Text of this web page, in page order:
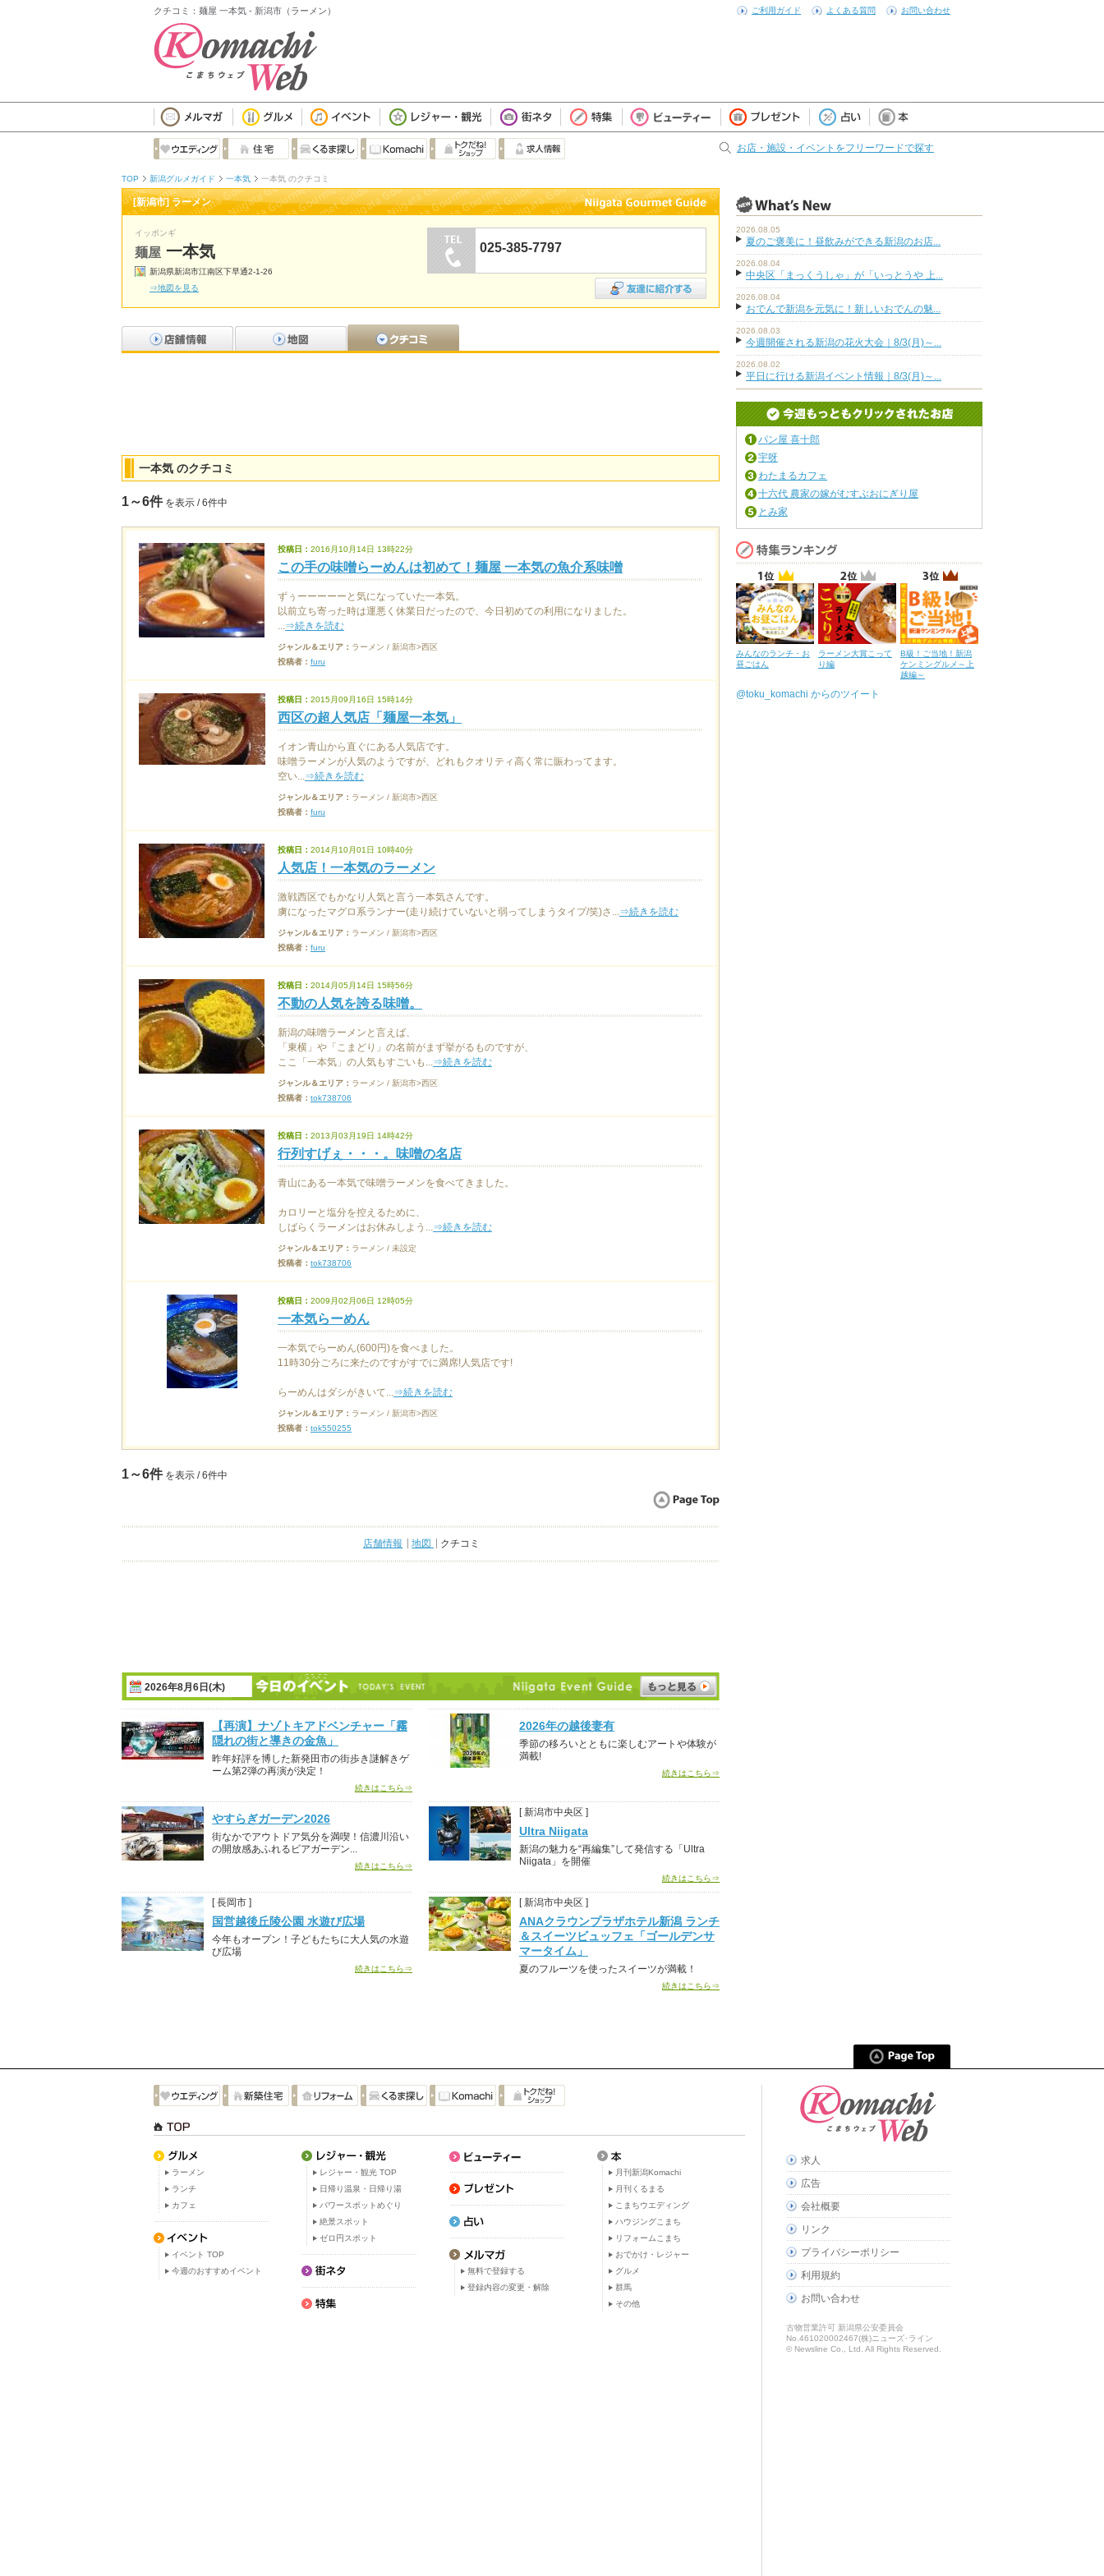
クチコミ：麺屋 一本気 - 新潟市（ラーメン） ご利用ガイド よくある質問 お問い合わせ
お店・施設・イベントをフリーワードで探す
TOP 新潟グルメガイド 一本気 一本気 のクチコミ
[新潟市] ラーメン
イッポンギ
麺屋 一本気
新潟県新潟市江南区下早通2-1-26
⇒地図を見る
025-385-7797
一本気 のクチコミ
1～6件 を表示 / 6件中
投稿日： 2016月10月14日 13時22分
この手の味噌らーめんは初めて！麺屋 一本気の魚介系味噌
ずぅーーーーーと気になっていた一本気。
以前立ち寄った時は運悪く休業日だったので、今日初めての利用になりました。
...⇒続きを読む
ジャンル＆エリア： ラーメン / 新潟市>西区
投稿者： furu
投稿日： 2015月09月16日 15時14分
西区の超人気店「麺屋一本気」
イオン青山から直ぐにある人気店です。
味噌ラーメンが人気のようですが、どれもクオリティ高く常に賑わってます。
空い...⇒続きを読む
ジャンル＆エリア： ラーメン / 新潟市>西区
投稿者： furu
投稿日： 2014月10月01日 10時40分
人気店！一本気のラーメン
激戦西区でもかなり人気と言う一本気さんです。
虜になったマグロ系ランナー(走り続けていないと弱ってしまうタイプ/笑)さ...⇒続きを読む
ジャンル＆エリア： ラーメン / 新潟市>西区
投稿者： furu
投稿日： 2014月05月14日 15時56分
不動の人気を誇る味噌。
新潟の味噌ラーメンと言えば、
「東横」や「こまどり」の名前がまず挙がるものですが、
ここ「一本気」の人気もすごいも...⇒続きを読む
ジャンル＆エリア： ラーメン / 新潟市>西区
投稿者： tok738706
投稿日： 2013月03月19日 14時42分
行列すげぇ・・・。味噌の名店
青山にある一本気で味噌ラーメンを食べてきました。
カロリーと塩分を控えるために、
しばらくラーメンはお休みしよう...⇒続きを読む
ジャンル＆エリア： ラーメン / 未設定
投稿者： tok738706
投稿日： 2009月02月06日 12時05分
一本気らーめん
一本気でらーめん(600円)を食べました。
11時30分ごろに来たのですがすでに満席!人気店です!
らーめんはダシがきいて...⇒続きを読む
ジャンル＆エリア： ラーメン / 新潟市>西区
投稿者： tok550255
1～6件 を表示 / 6件中
店舗情報 地図 クチコミ
2026年8月6日(木)
【再演】ナゾトキアドベンチャー「霧
隠れの街と導きの金魚」
昨年好評を博した新発田市の街歩き謎解きゲ
ーム第2弾の再演が決定！
続きはこちら⇒
2026年の越後妻有
季節の移ろいとともに楽しむアートや体験が
満載!
続きはこちら⇒
やすらぎガーデン2026
街なかでアウトドア気分を満喫！信濃川沿い
の開放感あふれるビアガーデン...
続きはこちら⇒
[ 新潟市中央区 ]
Ultra Niigata
新潟の魅力を“再編集”して発信する「Ultra
Niigata」を開催
続きはこちら⇒
[ 長岡市 ]
国営越後丘陵公園 水遊び広場
今年もオープン！子どもたちに大人気の水遊
び広場
続きはこちら⇒
[ 新潟市中央区 ]
ANAクラウンプラザホテル新潟 ランチ
＆スイーツビュッフェ「ゴールデンサ
マータイム」
夏のフルーツを使ったスイーツが満載！
続きはこちら⇒
2026.08.05
夏のご褒美に！昼飲みができる新潟のお店...
2026.08.04
中央区「まっくうしゃ」が「いっとうや 上...
2026.08.04
おでんで新潟を元気に！新しいおでんの魅...
2026.08.03
今週開催される新潟の花火大会｜8/3(月)～...
2026.08.02
平日に行ける新潟イベント情報｜8/3(月)～...
パン屋 喜十郎
宇呀
わたまるカフェ
十六代 農家の嫁がむすぶおにぎり屋
とみ家
みんなのランチ・お
昼ごはん
ラーメン大賞こって
り編
B級！ご当地！新潟
ケンミングルメ～上
越編～
@toku_komachi からのツイート
ラーメン
ランチ
カフェ
イベント TOP
今週のおすすめイベント
レジャー・観光 TOP
日帰り温泉・日帰り湯
パワースポットめぐり
絶景スポット
ゼロ円スポット
無料で登録する
登録内容の変更・解除
月刊新潟Komachi
月刊くるまる
こまちウエディング
ハウジングこまち
リフォームこまち
おでかけ・レジャー
グルメ
群馬
その他
求人
広告
会社概要
リンク
プライバシーポリシー
利用規約
お問い合わせ
古物営業許可 新潟県公安委員会
No.461020002467(株)ニューズ･ライン
© Newsline Co., Ltd. All Rights Reserved.